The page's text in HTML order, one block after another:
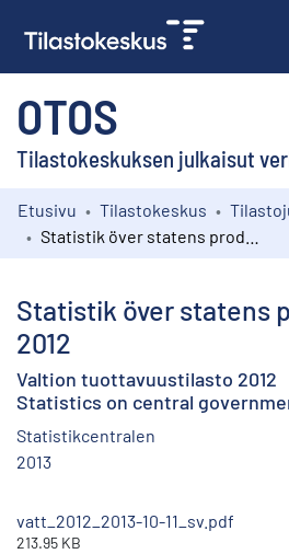
OTOS
Tilastokeskuksen julkaisut
Kokoelmat
Etusivu Tilastokeskus
Statistik över statens
2012
Valtion tuottavuustilasto 2012
Statistics on central
Statistikcentralen
2013
vatt_2012_2013-10-11_sv.pdf
213.95 KB